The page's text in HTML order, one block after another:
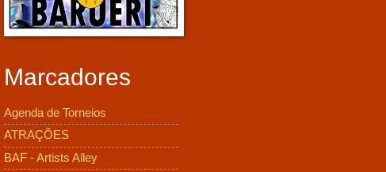
Marcadores
Agenda de Torneios
ATRAÇÕES
BAF - Artists Alley